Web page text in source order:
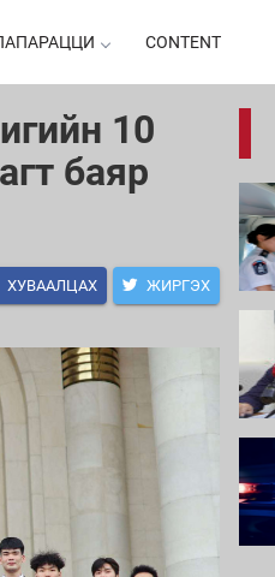
CONTENT
10
баяр
ХУВААЛЦАХ ЖИРГЭХ